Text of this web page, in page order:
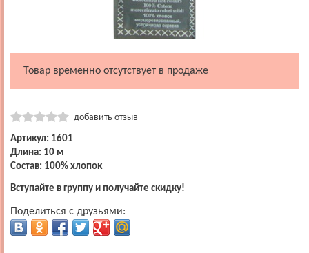
Товар временно отсутствует в продаже
добавить отзыв
Артикул: 1601
Длина: 10 м
Состав: 100% хлопок
Вступайте в группу и получайте скидку!
Поделиться с друзьями: